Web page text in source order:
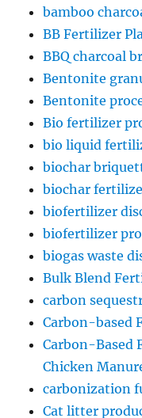
bamboo
BB Fertilizer
BBQ charcoal
Bentonite
Bentonite
Bio fertilizer
bio liquid
biochar
biochar
biofertilizer
biofertilizer
biogas waste
Bulk Blend
carbon
Carbon-based
Carbon-Based
Chicken
carbonization
Cat litter